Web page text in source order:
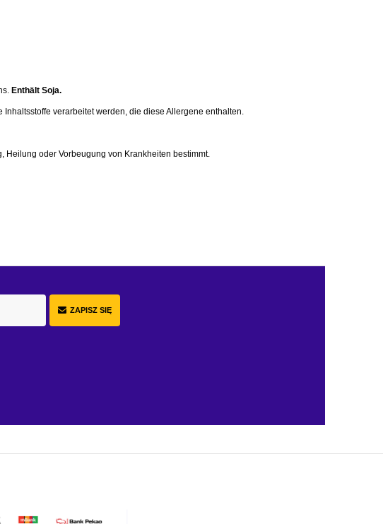
Enthält Soja.
verarbeitet werden, die diese Allergene enthalten.
Heilung oder Vorbeugung von Krankheiten bestimmt.
ZAPISZ SIĘ